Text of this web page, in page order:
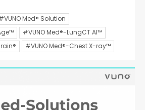
Med® Solution
#VUNO Med®-LungCT AI™
#VUNO Med®-Chest X-ray™